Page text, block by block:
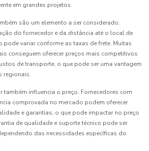
em grandes projetos.
são um elemento a ser considerado.
do fornecedor e da distância até o local de
pode variar conforme as taxas de frete. Muitas
conseguem oferecer preços mais competitivos
de transporte, o que pode ser uma vantagem
regionais.
também influencia o preço. Fornecedores com
comprovada no mercado podem oferecer
e garantias, o que pode impactar no preço
de qualidade e suporte técnico pode ser
das necessidades específicas do